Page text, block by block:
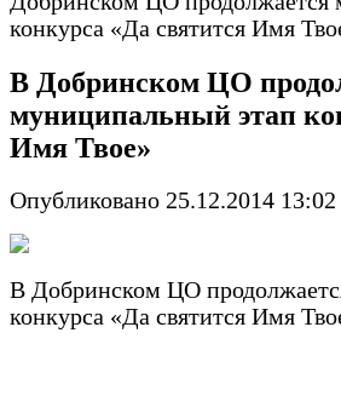
конкурса «Да святится Имя
В Добринском ЦО
муниципальный этап
Имя Твое»
Опубликовано 25.12.2014 13:02
В Добринском ЦО
конкурса «Да святится Имя